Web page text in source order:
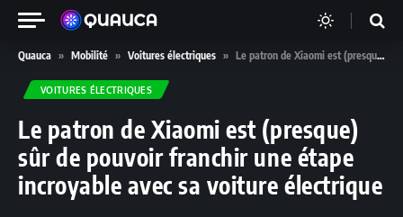
Quauca » Mobilité » Voitures électriques » Le patron de Xiaomi est (presque) sûr de pouvoir franchir une étape incroyable avec sa voiture électrique
VOITURES ÉLECTRIQUES
Le patron de Xiaomi est (presque)
sûr de pouvoir franchir une étape
incroyable avec sa voiture électrique